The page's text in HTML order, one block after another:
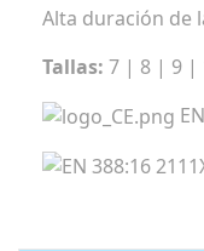
Alta duración de
Tallas: 7 | 8 | 9 |